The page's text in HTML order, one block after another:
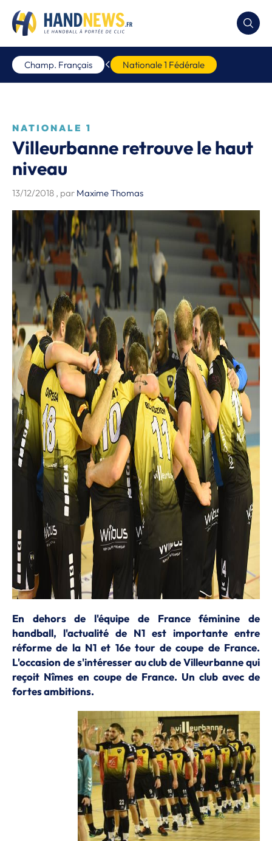
Champ. Français Nationale 1 Fédérale
NATIONALE 1
Villeurbanne retrouve le haut
niveau
13/12/2018 , par Maxime Thomas
En dehors de l'équipe de France féminine de
handball, l'actualité de N1 est importante entre
réforme de la N1 et 16e tour de coupe de France.
L'occasion de s'intéresser au club de Villeurbanne qui
reçoit Nîmes en coupe de France. Un club avec de
fortes ambitions.